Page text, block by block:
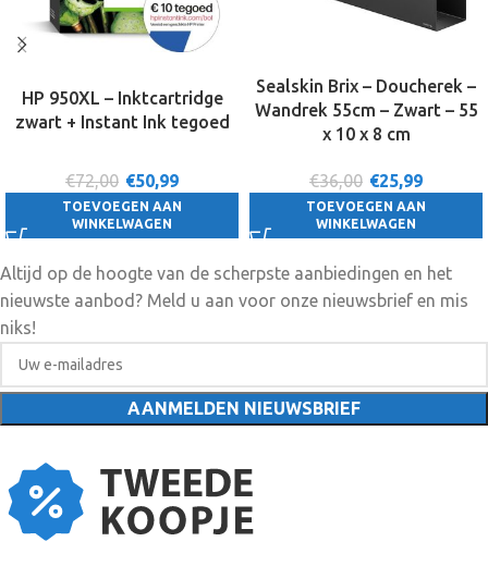
HP 950XL – Inktcartridge
zwart + Instant Ink tegoed
€72,00 €50,99
TOEVOEGEN AAN
WINKELWAGEN
Sealskin Brix – Doucherek –
Wandrek 55cm – Zwart – 55
x 10 x 8 cm
€36,00 €25,99
TOEVOEGEN AAN
WINKELWAGEN
Altijd op de hoogte van de scherpste aanbiedingen en het
nieuwste aanbod? Meld u aan voor onze nieuwsbrief en mis
niks!